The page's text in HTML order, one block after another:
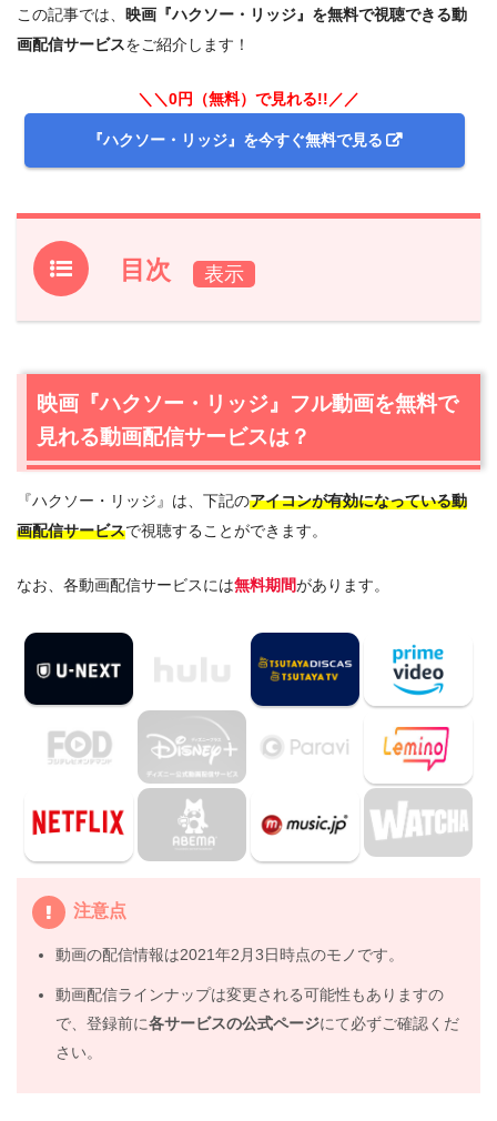
この記事では、 映画『ハクソー・リッジ』を無料で視聴できる動
画配信サービスをご紹介します！
＼＼0円（無料）で見れる!!／／
『ハクソー・リッジ』を今すぐ無料で見る
目次
1.映画『ハクソー・リッジ』フル動画を無料で見れる動画
おすすめ
1.2映画『ハクソー・リッジ』を動画配信＆宅配レンタルで
楽しめるTSUTAYA TVもおすすめ
2.映画『ハクソー・リッジ』作品情報
2.1映画『ハクソー・リッジ』あらすじ
2.4映画『ハクソー・リッジ』は日本語吹替版も楽しめる
3.映画『ハクソー・リッジ』を見たい人におすすめの関連
作品
4. 映画『ハクソー・リッジ』の動画はDailymotionや
Pandoraではなく、配信サービスで安全に見よう
5.映画『ハクソー・リッジ』動画フル無料視聴まとめ
映画『ハクソー・リッジ』フル動画を無料で
見れる動画配信サービスは？
『ハクソー・リッジ』は、下記のアイコンが有効になっている動
画配信サービスで視聴することができます。
なお、各動画配信サービスには無料期間があります。
注意点
動画の配信情報は2021年2月3日時点のモノです。
動画配信ラインナップは変更される可能性もありますの
で、登録前に各サービスの公式ページにて必ずご確認くだ
さい。